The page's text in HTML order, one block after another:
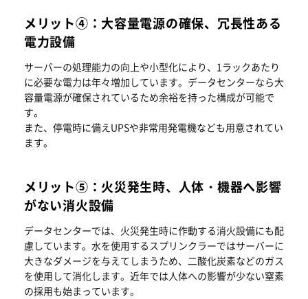
メリット④：大容量電源の確保、冗長性ある
電力設備
サーバーの処理能力の向上や小型化により、1ラックあたり
に必要な電力は年々増加しています。データセンターなら大
容量電源が確保されているため余裕を持った構成が可能で
す。
また、停電時に備えUPSや非常用発電機なども用意されてい
ます。
メリット⑤：火災発生時、人体・機器へ影響
がない消火設備
データセンターでは、火災発生時に作動する消火設備にも配
慮しています。水を使用するスプリンクラーではサーバーに
大きなダメージを与えてしまうため、二酸化炭素などのガス
を使用して消化します。近年では人体への影響が少ない窒素
の採用も始まっています。